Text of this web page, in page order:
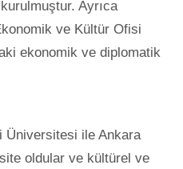
Ayrıca
ve Kültür Ofisi
ekonomik ve diplomatik
Üniversitesi ile Ankara
oldular ve kültürel ve